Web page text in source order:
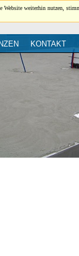
Website weiterhin nutzen,
KONTAKT